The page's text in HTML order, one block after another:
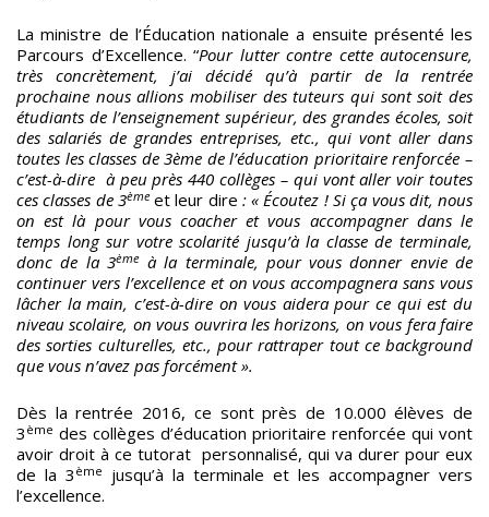
La ministre de l’Éducation nationale a ensuite présenté les
Parcours d’Excellence. “Pour lutter contre cette autocensure,
très concrètement, j’ai décidé qu’à partir de la rentrée
prochaine nous allions mobiliser des tuteurs qui sont soit des
étudiants de l’enseignement supérieur, des grandes écoles, soit
des salariés de grandes entreprises, etc., qui vont aller dans
toutes les classes de 3ème de l’éducation prioritaire renforcée –
c’est-à-dire à peu près 440 collèges – qui vont aller voir toutes
ces classes de 3ème et leur dire : « Écoutez ! Si ça vous dit, nous
on est là pour vous coacher et vous accompagner dans le
temps long sur votre scolarité jusqu’à la classe de terminale,
donc de la 3èmeà la terminale, pour vous donner envie de
continuer vers l’excellence et on vous accompagnera sans vous
lâcher la main, c’est-à-dire on vous aidera pour ce qui est du
niveau scolaire, on vous ouvrira les horizons, on vous fera faire
des sorties culturelles, etc., pour rattraper tout ce background
que vous n’avez pas forcément ».
Dès la rentrée 2016, ce sont près de 10.000 élèves de
3 ème des collèges d’éducation prioritaire renforcée qui vont
avoir droit à ce tutorat personnalisé, qui va durer pour eux
de la 3 ème
jusqu’à la terminale et les accompagner vers
l’excellence.